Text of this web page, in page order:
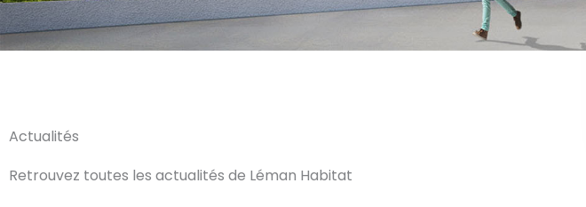
Actualités
Retrouvez toutes les actualités de Léman Habitat